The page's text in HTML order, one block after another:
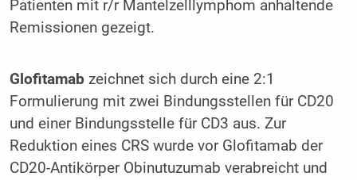
Patienten mit r/r Mantelzelllymphom anhaltende
Remissionen gezeigt.
Glofitamab zeichnet sich durch eine 2:1
Formulierung mit zwei Bindungsstellen für CD20
und einer Bindungsstelle für CD3 aus. Zur
Reduktion eines CRS wurde vor Glofitamab der
CD20-Antikörper Obinutuzumab verabreicht und